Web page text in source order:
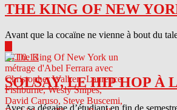
THE KING OF NEW
Avant que la cocaïne ne vienne à bout du
04.10.13
SOLSAY, LE HIP HOP À